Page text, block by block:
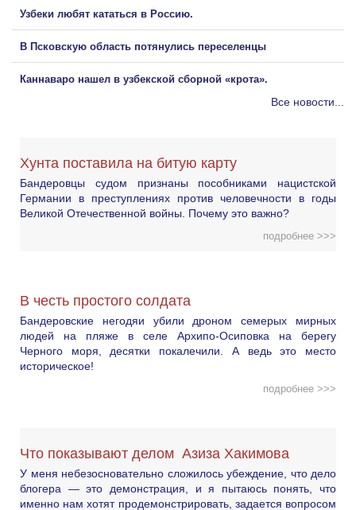
Узбеки любят кататься в Россию.
В Псковскую область потянулись переселенцы
Каннаваро нашел в узбекской сборной «крота».
Все новости...
Хунта поставила на битую карту
Бандеровцы судом признаны пособниками нацистской
Германии в преступлениях против человечности в годы
Великой Отечественной войны. Почему это важно?
подробнее >>>
В честь простого солдата
Бандеровские негодяи убили дроном семерых мирных
людей на пляже в селе Архипо-Осиповка на берегу
Черного моря, десятки покалечили. А ведь это место
историческое!
подробнее >>>
Что показывают делом Азиза Хакимова
У меня небезосновательно сложилось убеждение, что дело
блогера — это демонстрация, и я пытаюсь понять, что
именно нам хотят продемонстрировать, задается вопросом